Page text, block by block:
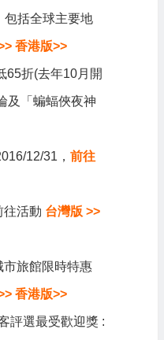
包括全球主要地
香港版>>
65折(去年10月開
及「蝙蝠俠夜神
12/31， 前往
往活動 台灣版 >>
旅館限時特惠
香港版>>
評選最受歡迎獎 :